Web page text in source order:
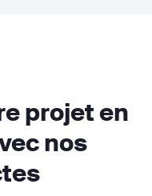
projet en
nos